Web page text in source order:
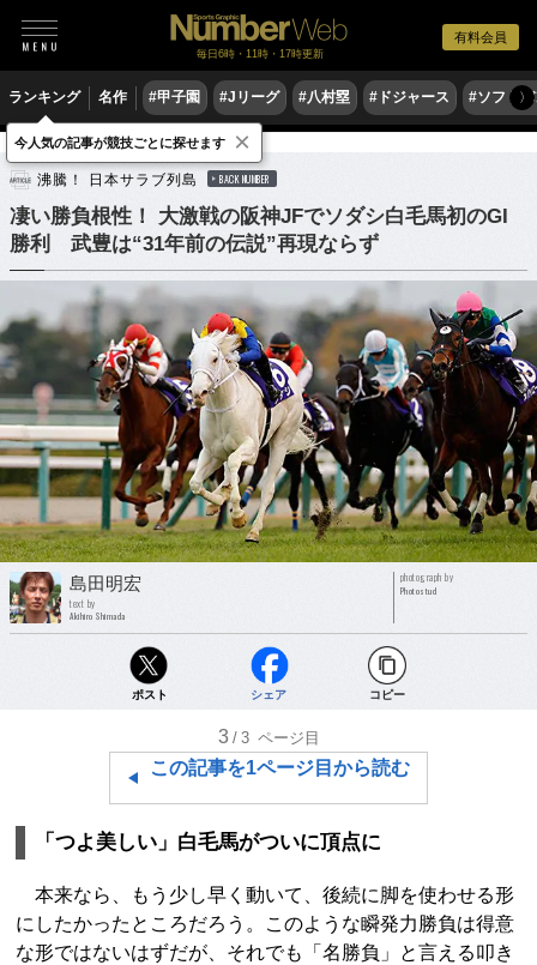
有料会員
毎日6時・11時・17時更新
ランキング 名作 #甲子園 #Jリーグ #八村塁 #ドジャース #ソフト〉
競馬
沸騰！ 日本サラブ列島 BACK NUMBER
凄い勝負根性！ 大激戦の阪神JFでソダシ白毛馬初のGI
勝利 武豊は“31年前の伝説”再現ならず
島田明宏
text by
Akihiro Shimada
photograph by
Photostud
ポスト シェア コピー
3 /3 ページ目
この記事を1ページ目から読む
「つよ美しい」白毛馬がついに頂点に
本来なら、もう少し早く動いて、後続に脚を使わせる形
にしたかったところだろう。このような瞬発力勝負は得意
な形ではないはずだが、それでも「名勝負」と言える叩き
今人気の記事が競技ごとに探せます ×